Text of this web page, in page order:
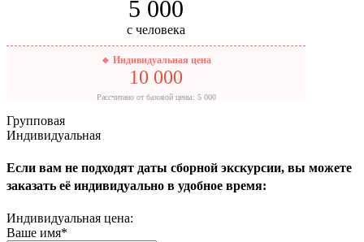
5 000
с человека
🔹 Индивидуальная цена
10 000
Рассчитано от базовой цены: 5 000
Групповая
Индивидуальная
Если вам не подходят даты сборной экскурсии, вы можете
заказать её индивидуально в удобное время:
Индивидуальная цена:
Ваше имя*